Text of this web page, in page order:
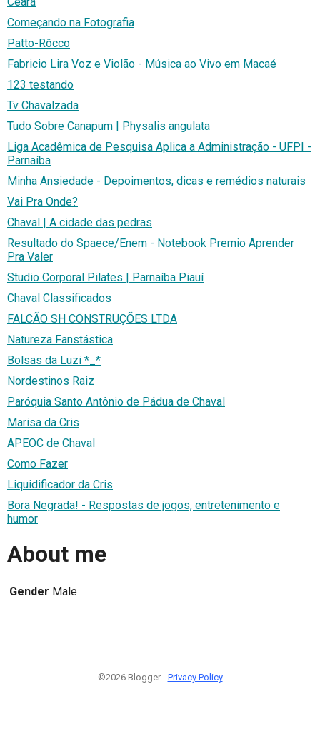
Começando na Fotografia
Patto-Rôcco
Fabricio Lira Voz e Violão - Música ao Vivo em Macaé
123 testando
Tv Chavalzada
Tudo Sobre Canapum | Physalis angulata
Liga Acadêmica de Pesquisa Aplica a Administração - UFPI -
Parnaíba
Minha Ansiedade - Depoimentos, dicas e remédios naturais
Vai Pra Onde?
Chaval | A cidade das pedras
Resultado do Spaece/Enem - Notebook Premio Aprender
Pra Valer
Studio Corporal Pilates | Parnaíba Piauí
Chaval Classificados
FALCÃO SH CONSTRUÇÕES LTDA
Natureza Fanstástica
Bolsas da Luzi *_*
Nordestinos Raiz
Paróquia Santo Antônio de Pádua de Chaval
Marisa da Cris
APEOC de Chaval
Como Fazer
Liquidificador da Cris
Bora Negrada! - Respostas de jogos, entretenimento e
humor
About me
Gender Male
©2026 Blogger - Privacy Policy